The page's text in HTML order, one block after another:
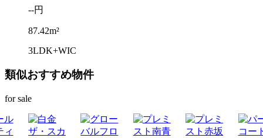
--円
87.42m²
3LDK+WIC
類似おすすめ物件
for sale